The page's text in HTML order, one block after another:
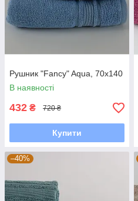
Рушник "Fancy" Aqua, 70x140
В наявності
432 ₴ 720 ₴
Купити
–40%